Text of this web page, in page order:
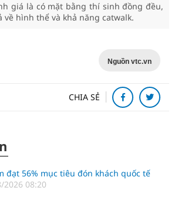
giá là có mặt bằng thí sinh đồng đều,
hình thể và khả năng catwalk.
Nguồn vtc.vn
CHIA SẺ
đạt 56% mục tiêu đón khách quốc tế
2026 08:20